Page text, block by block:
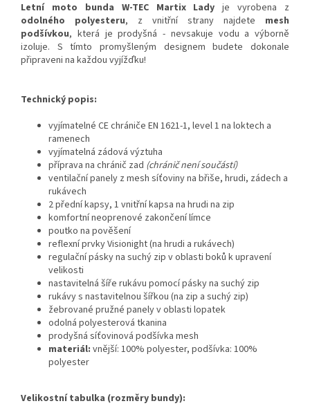
Letní moto bunda W-TEC Martix Lady je vyrobena z
odolného polyesteru, z vnitřní strany najdete mesh
podšívkou, která je prodyšná - nevsakuje vodu a výborně
izoluje. S tímto promyšleným designem budete dokonale
připraveni na každou vyjížďku!
Technický popis:
vyjímatelné CE chrániče EN 1621-1, level 1 na loktech a
ramenech
vyjímatelná zádová výztuha
příprava na chránič zad (chránič není součástí)
ventilační panely z mesh síťoviny na břiše, hrudi, zádech a
rukávech
2 přední kapsy, 1 vnitřní kapsa na hrudi na zip
komfortní neoprenové zakončení límce
poutko na pověšení
reflexní prvky Visionight (na hrudi a rukávech)
regulační pásky na suchý zip v oblasti boků k upravení
velikosti
nastavitelná šíře rukávu pomocí pásky na suchý zip
rukávy s nastavitelnou šířkou (na zip a suchý zip)
žebrované pružné panely v oblasti lopatek
odolná polyesterová tkanina
prodyšná síťovinová podšívka mesh
materiál: vnější: 100% polyester, podšívka: 100%
polyester
Velikostní tabulka (rozměry bundy):